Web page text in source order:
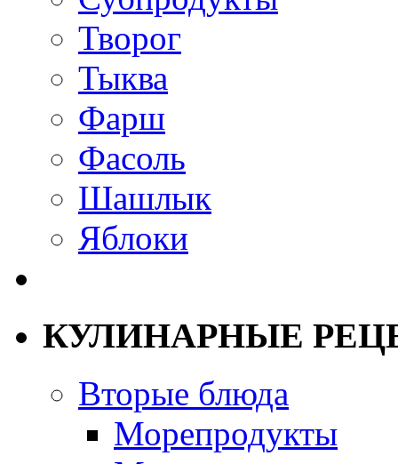
Творог
Тыква
Фарш
Фасоль
Шашлык
Яблоки
КУЛИНАРНЫЕ
Вторые блюда
Морепродукты